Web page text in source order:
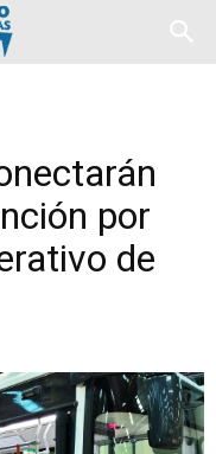
por
de